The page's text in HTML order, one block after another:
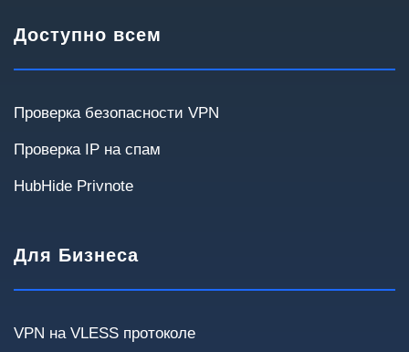
помогут подобрать оптимальную архитектуру.
Доступно всем
Проверка безопасности VPN
Проверка IP на спам
HubHide Privnote
Для Бизнеса
VPN на VLESS протоколе